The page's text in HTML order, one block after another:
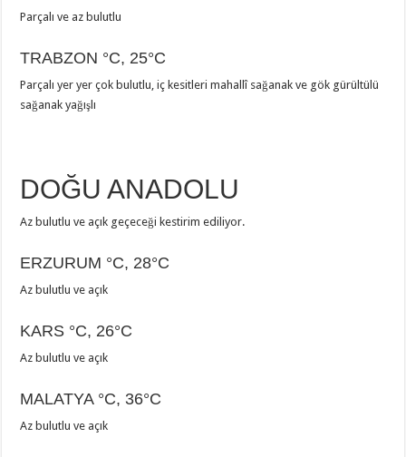
Parçalı ve az bulutlu
TRABZON °C, 25°C
Parçalı yer yer çok bulutlu, iç kesitleri mahallî sağanak ve gök gürültülü
sağanak yağışlı
DOĞU ANADOLU
Az bulutlu ve açık geçeceği kestirim ediliyor.
ERZURUM °C, 28°C
Az bulutlu ve açık
KARS °C, 26°C
Az bulutlu ve açık
MALATYA °C, 36°C
Az bulutlu ve açık